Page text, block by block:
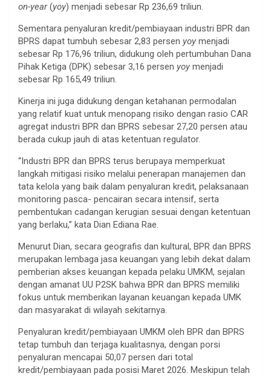
on-year(yoy) menjadi sebesar Rp 236,69 triliun.
Sementara penyaluran kredit/pembiayaan industri BPR dan
BPRS dapat tumbuh sebesar 2,83 persen yoy menjadi
sebesar Rp 176,96 triliun, didukung oleh pertumbuhan Dana
Pihak Ketiga (DPK) sebesar 3,16 persen yoy menjadi
sebesar Rp 165,49 triliun.
Kinerja ini juga didukung dengan ketahanan permodalan
yang relatif kuat untuk menopang risiko dengan rasio CAR
agregat industri BPR dan BPRS sebesar 27,20 persen atau
berada cukup jauh di atas ketentuan regulator.
“Industri BPR dan BPRS terus berupaya memperkuat
langkah mitigasi risiko melalui penerapan manajemen dan
tata kelola yang baik dalam penyaluran kredit, pelaksanaan
monitoring pasca- pencairan secara intensif, serta
pembentukan cadangan kerugian sesuai dengan ketentuan
yang berlaku,” kata Dian Ediana Rae.
Menurut Dian, secara geografis dan kultural, BPR dan BPRS
merupakan lembaga jasa keuangan yang lebih dekat dalam
pemberian akses keuangan kepada pelaku UMKM, sejalan
dengan amanat UU P2SK bahwa BPR dan BPRS memiliki
fokus untuk memberikan layanan keuangan kepada UMK
dan masyarakat di wilayah sekitarnya.
Penyaluran kredit/pembiayaan UMKM oleh BPR dan BPRS
tetap tumbuh dan terjaga kualitasnya, dengan porsi
penyaluran mencapai 50,07 persen dari total
kredit/pembiayaan pada posisi Maret 2026. Meskipun telah